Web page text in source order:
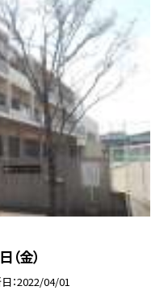
金）
2022/04/01